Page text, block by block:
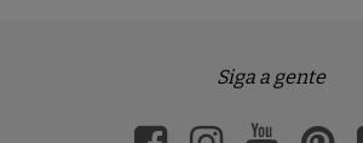
Siga a gente